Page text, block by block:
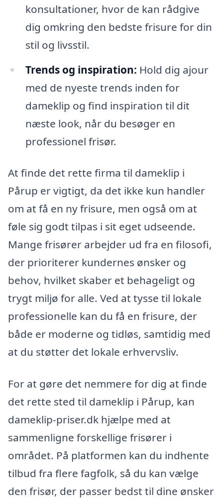
konsultationer, hvor de kan rådgive
dig omkring den bedste frisure for din
stil og livsstil.
Trends og inspiration: Hold dig ajour
med de nyeste trends inden for
dameklip og find inspiration til dit
næste look, når du besøger en
professionel frisør.
At finde det rette firma til dameklip i
Pårup er vigtigt, da det ikke kun handler
om at få en ny frisure, men også om at
føle sig godt tilpas i sit eget udseende.
Mange frisører arbejder ud fra en filosofi,
der prioriterer kundernes ønsker og
behov, hvilket skaber et behageligt og
trygt miljø for alle. Ved at tysse til lokale
professionelle kan du få en frisure, der
både er moderne og tidløs, samtidig med
at du støtter det lokale erhvervsliv.
For at gøre det nemmere for dig at finde
det rette sted til dameklip i Pårup, kan
dameklip-priser.dk hjælpe med at
sammenligne forskellige frisører i
området. På platformen kan du indhente
tilbud fra flere fagfolk, så du kan vælge
den frisør, der passer bedst til dine ønsker